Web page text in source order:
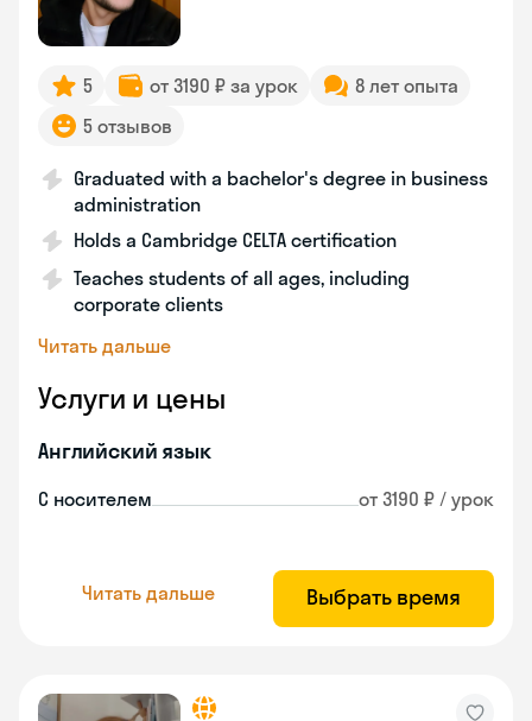
5 от 3190 ₽ за урок
8 лет опыта
5 отзывов
Graduated with a bachelor's degree in business
administration
Holds a Cambridge CELTA certification
Teaches students of all ages, including
corporate clients
Читать дальше
Услуги и цены
Английский язык
С носителем от 3190 ₽ / урок
Читать дальше Выбрать время